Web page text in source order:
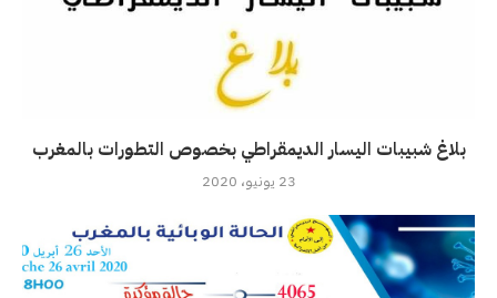
بلاغ شبيبات اليسار الديمقراطي بخصوص التطورات بالمغرب
23 يونيو، 2020